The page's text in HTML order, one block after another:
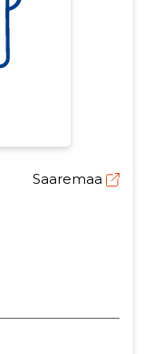
Saaremaa